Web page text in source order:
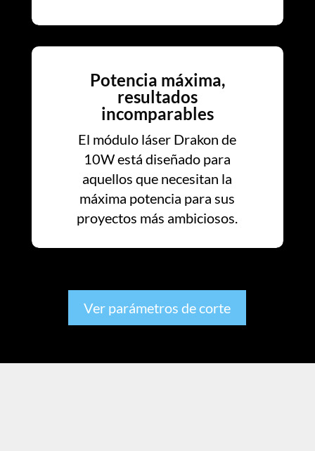
Potencia máxima,
resultados
incomparables
El módulo láser Drakon de
10W está diseñado para
aquellos que necesitan la
máxima potencia para sus
proyectos más ambiciosos.
Ver parámetros de corte